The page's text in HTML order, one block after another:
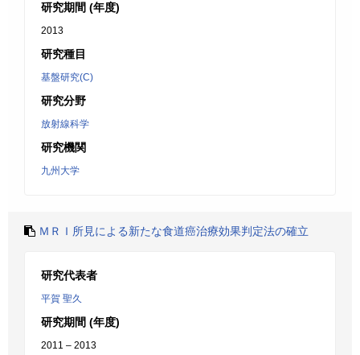
研究期間 (年度)
2013
研究種目
基盤研究(C)
研究分野
放射線科学
研究機関
九州大学
ＭＲＩ所見による新たな食道癌治療効果判定法の確立
研究代表者
平賀 聖久
研究期間 (年度)
2011 – 2013